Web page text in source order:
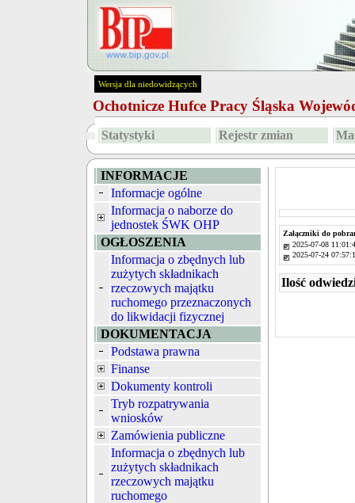
Wersja dla niedowidzących
Ochotnicze Hufce Pracy Śląska
Statystyki Rejestr zmian
INFORMACJE
Informacje ogólne
Informacja o naborze do
jednostek ŚWK OHP
OGŁOSZENIA
Informacja o zbędnych lub
zużytych składnikach
rzeczowych majątku
ruchomego przeznaczonych
do likwidacji fizycznej
DOKUMENTACJA
Podstawa prawna
Finanse
Dokumenty kontroli
Tryb rozpatrywania
wniosków
Zamówienia publiczne
Informacja o zbędnych lub
zużytych składnikach
rzeczowych majątku
ruchomego
Załączniki do
2025-07-08
2025-07-24
Ilość